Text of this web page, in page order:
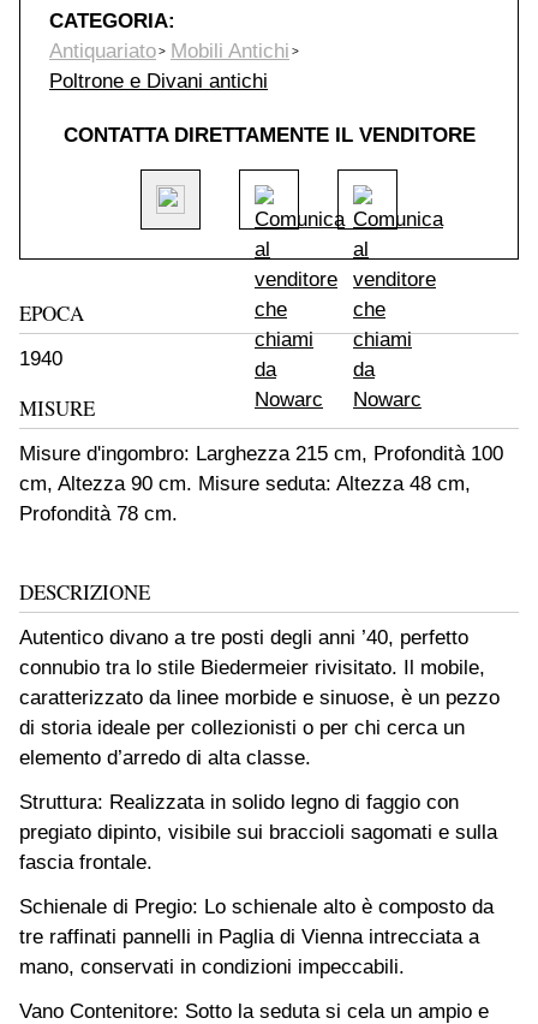
CATEGORIA:
Antiquariato
Mobili Antichi
Poltrone e Divani antichi
CONTATTA DIRETTAMENTE IL VENDITORE
EPOCA
1940
MISURE
Misure d'ingombro: Larghezza 215 cm, Profondità 100
cm, Altezza 90 cm. Misure seduta: Altezza 48 cm,
Profondità 78 cm.
DESCRIZIONE
Autentico divano a tre posti degli anni ’40, perfetto
connubio tra lo stile Biedermeier rivisitato. Il mobile,
caratterizzato da linee morbide e sinuose, è un pezzo
di storia ideale per collezionisti o per chi cerca un
elemento d’arredo di alta classe.
Struttura: Realizzata in solido legno di faggio con
pregiato dipinto, visibile sui braccioli sagomati e sulla
fascia frontale.
Schienale di Pregio: Lo schienale alto è composto da
tre raffinati pannelli in Paglia di Vienna intrecciata a
mano, conservati in condizioni impeccabili.
Vano Contenitore: Sotto la seduta si cela un ampio e